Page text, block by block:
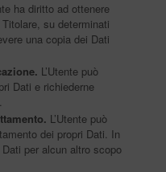
ha diritto ad ottenere
su determinati
una copia dei Dati
L’Utente può
Dati e richiederne
L’Utente può
dei propri Dati. In
per alcun altro scopo